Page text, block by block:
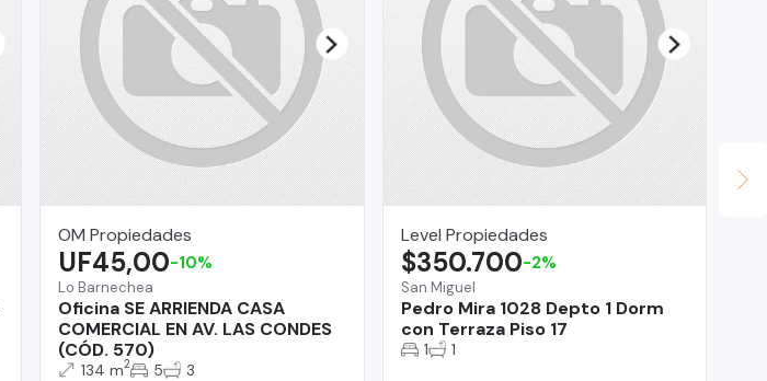
OM Propiedades
Lo Barnechea
Oficina SE ARRIENDA CASA
COMERCIAL EN AV. LAS CONDES
(CÓD. 570)
UF45,00-10%
134 m2 5 3
Level Propiedades
San Miguel
Pedro Mira 1028 Depto 1 Dorm
con Terraza Piso 17
$350.700-2%
1 1